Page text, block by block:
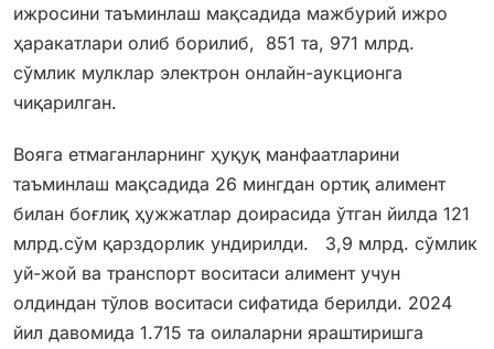
ижросини таъминлаш мақсадида мажбурий ижро
ҳаракатлари олиб борилиб, 851 та, 971 млрд.
сўмлик мулклар электрон онлайн-аукционга
чиқарилган.
Вояга етмаганларнинг ҳуқуқ манфаатларини
таъминлаш мақсадида 26 мингдан ортиқ алимент
билан боғлиқ ҳужжатлар доирасида ўтган йилда 121
млрд.сўм қарздорлик ундирилди. 3,9 млрд. сўмлик
уй-жой ва транспорт воситаси алимент учун
олдиндан тўлов воситаси сифатида берилди. 2024
йил давомида 1.715 та оилаларни яраштиришга